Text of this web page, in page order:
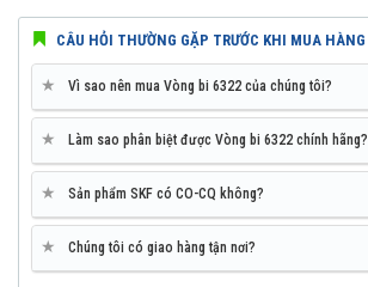
CÂU HỎI THƯỜNG GẶP TRƯỚC KHI MUA HÀNG
★ Vì sao nên mua Vòng bi 6322 của chúng tôi?
★ Làm sao phân biệt được Vòng bi 6322 chính hãng?
★ Sản phẩm SKF có CO-CQ không?
★ Chúng tôi có giao hàng tận nơi?